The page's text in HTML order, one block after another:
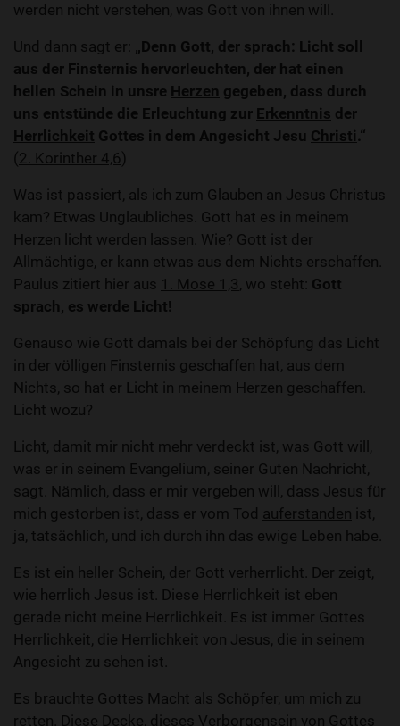
werden nicht verstehen, was Gott von ihnen will.
Und dann sagt er: „Denn Gott, der sprach: Licht soll
aus der Finsternis hervorleuchten, der hat einen
hellen Schein in unsre Herzen gegeben, dass durch
uns entstünde die Erleuchtung zur Erkenntnis der
Herrlichkeit Gottes in dem Angesicht Jesu Christi.“
(2. Korinther 4,6)
Was ist passiert, als ich zum Glauben an Jesus Christus
kam? Etwas Unglaubliches. Gott hat es in meinem
Herzen licht werden lassen. Wie? Gott ist der
Allmächtige, er kann etwas aus dem Nichts erschaffen.
Paulus zitiert hier aus 1. Mose 1,3, wo steht: Gott
sprach, es werde Licht!
Genauso wie Gott damals bei der Schöpfung das Licht
in der völligen Finsternis geschaffen hat, aus dem
Nichts, so hat er Licht in meinem Herzen geschaffen.
Licht wozu?
Licht, damit mir nicht mehr verdeckt ist, was Gott will,
was er in seinem Evangelium, seiner Guten Nachricht,
sagt. Nämlich, dass er mir vergeben will, dass Jesus für
mich gestorben ist, dass er vom Tod auferstanden ist,
ja, tatsächlich, und ich durch ihn das ewige Leben habe.
Es ist ein heller Schein, der Gott verherrlicht. Der zeigt,
wie herrlich Jesus ist. Diese Herrlichkeit ist eben
gerade nicht meine Herrlichkeit. Es ist immer Gottes
Herrlichkeit, die Herrlichkeit von Jesus, die in seinem
Angesicht zu sehen ist.
Es brauchte Gottes Macht als Schöpfer, um mich zu
retten. Diese Decke, dieses Verborgensein von Gottes